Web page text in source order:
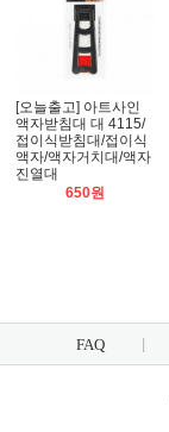
[오늘출고] 아트사인
액자받침대 대 4115/
접이식받침대/접이식
액자/액자거치대/액자
진열대
650원
FAQ